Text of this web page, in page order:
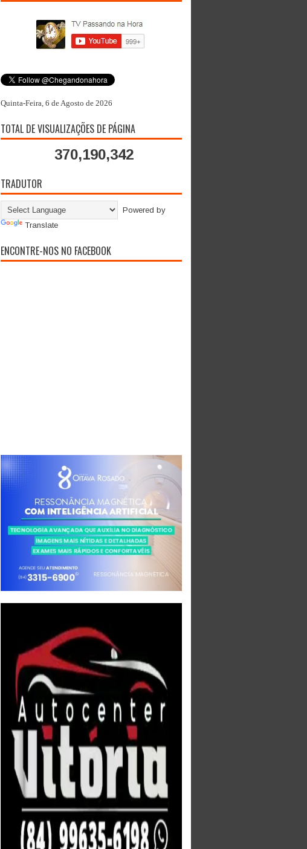
Quinta-Feira, 6 de Agosto de 2026
TOTAL DE VISUALIZAÇÕES DE PÁGINA
370,190,342
TRADUTOR
Powered by
Translate
ENCONTRE-NOS NO FACEBOOK